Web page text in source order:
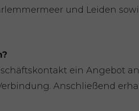
und Leiden
ein Angebot
Anschließend